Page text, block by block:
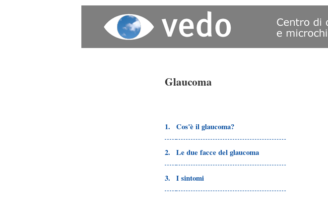
Glaucoma
1. Cos'è il glaucoma?
2. Le due facce del glaucoma
3. I sintomi